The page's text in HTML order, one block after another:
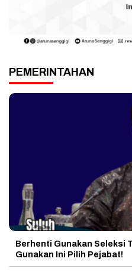
PEMERINTAHAN
Berhenti Gunakan Seleksi
Gunakan Ini Pilih Pejabat!